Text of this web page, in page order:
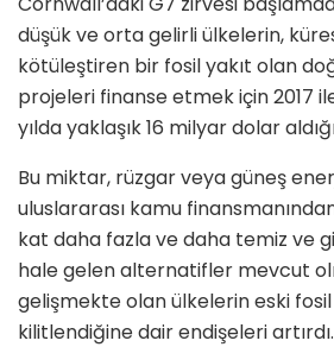
düşük ve orta gelirli ülkelerin,
kötüleştiren bir fosil yakıt olan
projeleri finanse etmek için 2017
yılda yaklaşık 16 milyar dolar
Bu miktar, rüzgar veya güneş
uluslararası kamu
kat daha fazla ve daha temiz ve
hale gelen alternatifler mevcut
gelişmekte olan ülkelerin eski
kilitlendiğine dair endişeleri artırdı.